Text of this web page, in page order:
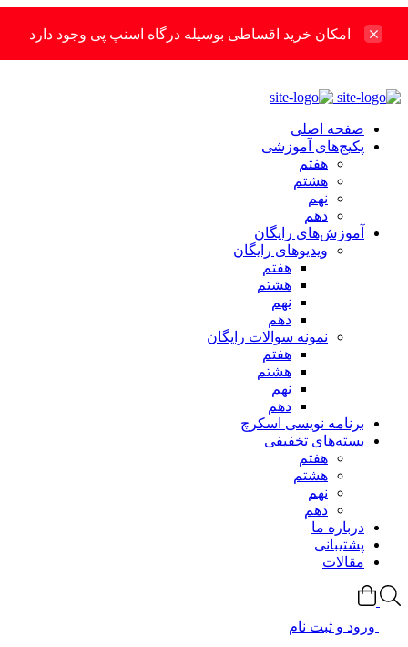
امکان خرید اقساطی بوسیله درگاه اسنپ پی وجود دارد
صفحه اصلی
پکیج‌های آموزشی
هفتم
هشتم
نهم
دهم
آموزش‌های رایگان
ویدیوهای رایگان
هفتم
هشتم
نهم
دهم
نمونه سوالات رایگان
هفتم
هشتم
نهم
دهم
برنامه نویسی اسکرچ
بسته‌های تخفیفی
هفتم
هشتم
نهم
دهم
درباره ما
پشتیبانی
مقالات
ورود و ثبت نام